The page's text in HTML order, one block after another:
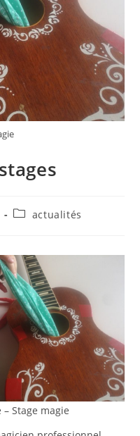
actualités
– Stage magie